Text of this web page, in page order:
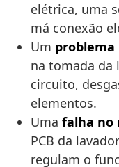
elétrica, uma
má conexão
Um problema
na tomada da
circuito,
elementos.
Uma falha no
PCB da
regulam o